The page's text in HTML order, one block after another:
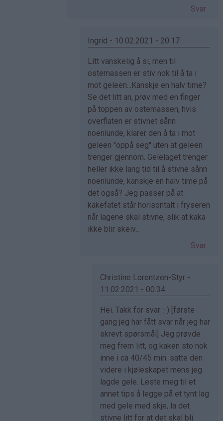
bekreftet)
Svar
Ingrid - 10.02.2021 - 20:17
Som
svar
på
av
Christine
Lore…
(ikke
bekreftet)
Litt vanskelig å si, men til
ostemassen er stiv nok til å ta i
mot geleen...Kanskje en halv time?
Se det litt an, prøv med en finger
på toppen av ostemassen, hvis
overflaten er stivnet sånn
noenlunde, klarer den å ta i mot
geleen "oppå seg" uten at geleen
trenger gjennom. Gelelaget trenger
heller ikke lang tid til å stivne sånn
noenlunde, kanskje en halv time på
det også? Jeg passer på at
kakefatet står horisontalt i fryseren
når lagene skal stivne, slik at kaka
ikke blir skeiv...
Svar
Christine Lorentzen-Styr -
11.02.2021 - 00:34
Som
svar
på
av
Ingrid
(ikke
bekreftet)
Hei. Takk for svar :-) [første
gang jeg har fått svar når jeg har
skrevt spørsmål] Jeg prøvde
meg frem litt, og kaken sto nok
inne i ca 40/45 min. satte den
videre i kjøleskapet mens jeg
lagde gele. Leste meg til et
annet tips å legge på et tynt lag
med gele med skje, la det
stivne litt for at det skal bli